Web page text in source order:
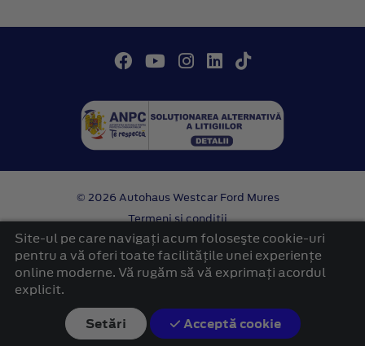
© 2026 Autohaus Westcar Ford Mures
Termeni si conditii
Confidentialitate
Politica cookies
platformă dezvoltată de Workleto
Site-ul pe care navigați acum foloseşte cookie-uri
pentru a vă oferi toate facilitățile unei experiențe
online moderne. Vă rugăm să vă exprimați acordul
explicit.
Setări
Acceptă cookie